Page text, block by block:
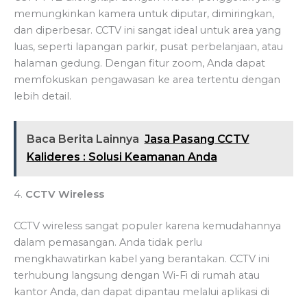
memungkinkan kamera untuk diputar, dimiringkan,
dan diperbesar. CCTV ini sangat ideal untuk area yang
luas, seperti lapangan parkir, pusat perbelanjaan, atau
halaman gedung. Dengan fitur zoom, Anda dapat
memfokuskan pengawasan ke area tertentu dengan
lebih detail.
Baca Berita Lainnya Jasa Pasang CCTV
Kalideres : Solusi Keamanan Anda
4. CCTV Wireless
CCTV wireless sangat populer karena kemudahannya
dalam pemasangan. Anda tidak perlu
mengkhawatirkan kabel yang berantakan. CCTV ini
terhubung langsung dengan Wi-Fi di rumah atau
kantor Anda, dan dapat dipantau melalui aplikasi di